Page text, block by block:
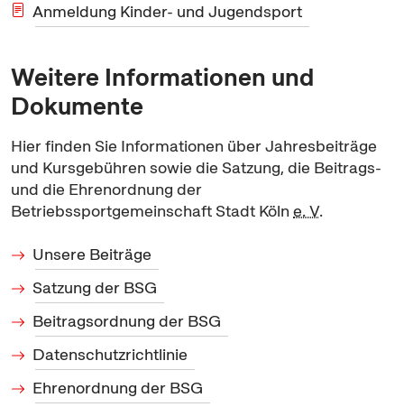
Anmeldung Kinder- und Jugendsport
Weitere Informationen und
Dokumente
Hier finden Sie Informationen über Jahresbeiträge
und Kursgebühren sowie die Satzung, die Beitrags-
und die Ehrenordnung der
Betriebssportgemeinschaft Stadt Köln e. V.
Unsere Beiträge
Satzung der BSG
Beitragsordnung der BSG
Datenschutzrichtlinie
Ehrenordnung der BSG